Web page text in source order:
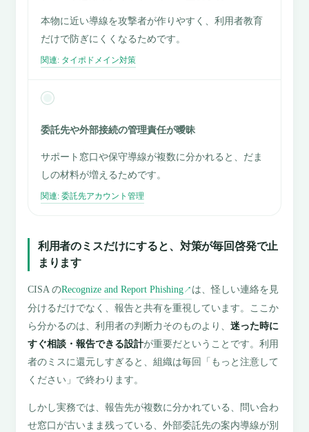
本物に近い導線を攻撃者が作りやすく、利用者教育
だけで防ぎにくくなるためです。
関連: タイポドメイン対策
委託先や外部接続の管理責任が曖昧
サポート窓口や保守導線が複数に分かれると、だま
しの材料が増えるためです。
関連: 委託先アカウント管理
利用者のミスだけにすると、対策が毎回啓発で止
まります
CISA のRecognize and Report Phishing↗ は、怪しい連絡を見
分けるだけでなく、報告と共有を重視しています。ここか
ら分かるのは、利用者の判断力そのものより、迷った時に
すぐ相談・報告できる設計が重要だということです。利用
者のミスに還元しすぎると、組織は毎回「もっと注意して
ください」で終わります。
しかし実務では、報告先が複数に分かれている、問い合わ
せ窓口が古いまま残っている、外部委託先の案内導線が別